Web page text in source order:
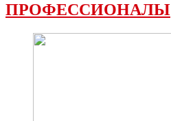
ПРОФЕССИОНАЛЫ